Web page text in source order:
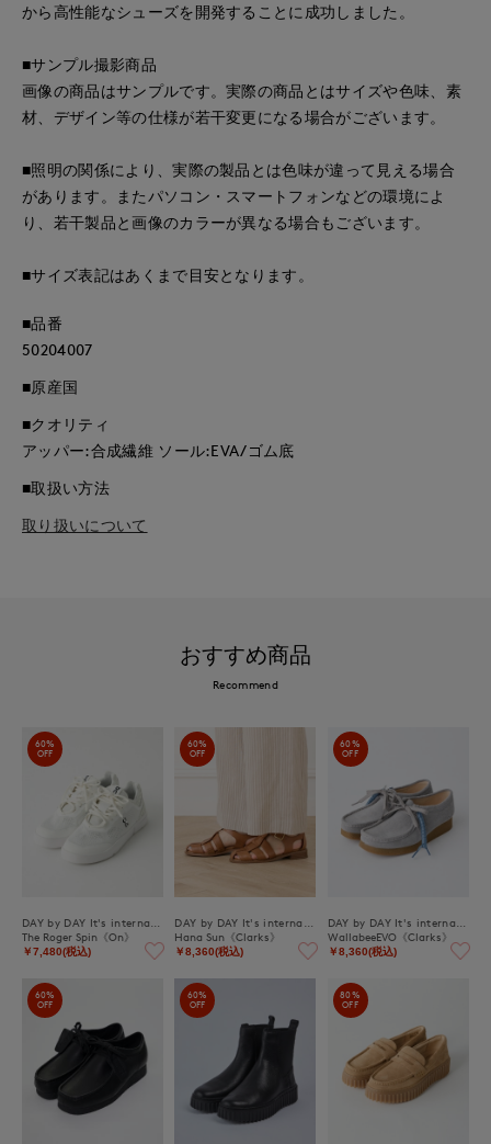
から高性能なシューズを開発することに成功しました。
■サンプル撮影商品
画像の商品はサンプルです。実際の商品とはサイズや色味、素
材、デザイン等の仕様が若干変更になる場合がございます。
■照明の関係により、実際の製品とは色味が違って見える場合
があります。またパソコン・スマートフォンなどの環境によ
り、若干製品と画像のカラーが異なる場合もございます。
■サイズ表記はあくまで目安となります。
■品番
50204007
■原産国
■クオリティ
アッパー:合成繊維 ソール:EVA/ゴム底
■取扱い方法
取り扱いについて
おすすめ商品
Recommend
60%
OFF
The Roger Spin《On》
￥7,480(税込)
60%
OFF
Hana Sun《Clarks》
￥8,360(税込)
60%
OFF
WallabeeEVO《Clarks》
￥8,360(税込)
60%
OFF
60%
OFF
80%
OFF